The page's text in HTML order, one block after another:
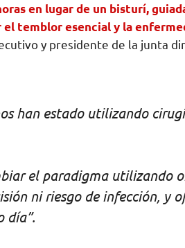
en lugar de un bisturí,
el temblor esencial y la
y presidente de la junta
han estado utilizando
el paradigma utilizando
ni riesgo de infección, y
día”.